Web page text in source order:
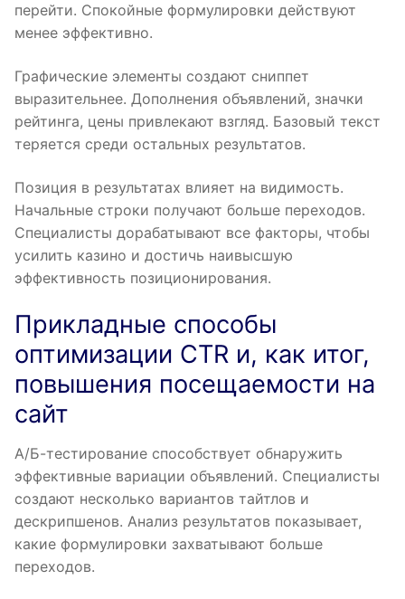
перейти. Спокойные формулировки действуют
менее эффективно.
Графические элементы создают сниппет
выразительнее. Дополнения объявлений, значки
рейтинга, цены привлекают взгляд. Базовый текст
теряется среди остальных результатов.
Позиция в результатах влияет на видимость.
Начальные строки получают больше переходов.
Специалисты дорабатывают все факторы, чтобы
усилить казино и достичь наивысшую
эффективность позиционирования.
Прикладные способы
оптимизации CTR и, как итог,
повышения посещаемости на
сайт
А/Б-тестирование способствует обнаружить
эффективные вариации объявлений. Специалисты
создают несколько вариантов тайтлов и
дескрипшенов. Анализ результатов показывает,
какие формулировки захватывают больше
переходов.